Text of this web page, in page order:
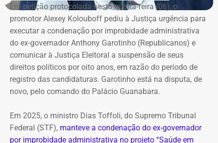
A alta foi de aproximadamente 1.576% em apenas um
ano.
A rubrica, sozinha, respondeu por cerca de dois terços do
aumento das despesas gerais e administrativas da
companhia, que passaram de R$ 587,2 milhões para R$
1,03 bilhão.
consensual de reequilíbrio econômico-financeiro
relacionado ao contrato da Estação de Tratamento de
Em petição protocolada nesta quinta-feira (06), o
promotor Alexey Kolouboff pediu à Justiça urgência para
executar a condenação por improbidade administrativa
do ex-governador Anthony Garotinho (Republicanos) e
comunicar à Justiça Eleitoral a suspensão de seus
direitos políticos por oito anos, em razão do período de
registro das candidaturas. Garotinho está na disputa, de
novo, pelo comando do Palácio Guanabara.
Em 2025, o ministro Dias Toffoli, do Supremo Tribunal
Federal (STF), manteve a condenação do ex-governador
por improbidade administrativa no projeto “Saúde em